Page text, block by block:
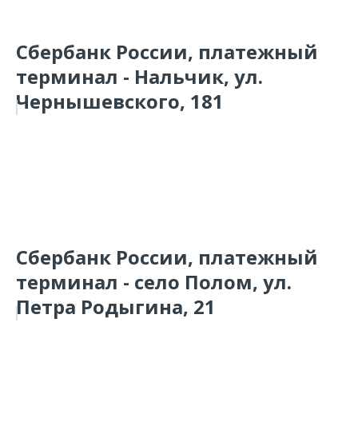
Сбербанк России, платежный
терминал - Нальчик, ул.
Чернышевского, 181
Сбербанк России, платежный
терминал - село Полом, ул.
Петра Родыгина, 21